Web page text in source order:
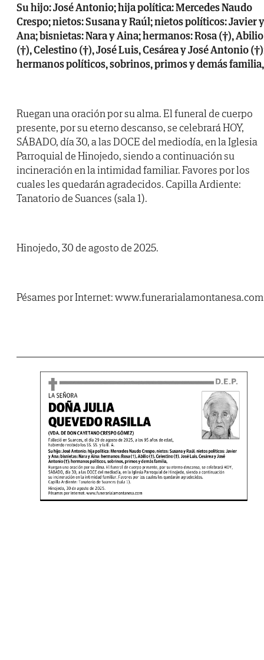
Su hijo: José Antonio; hija política: Mercedes Naudo
Crespo; nietos: Susana y Raúl; nietos políticos: Javier y
Ana; bisnietas: Nara y Aina; hermanos: Rosa (†), Abilio
(†), Celestino (†), José Luis, Cesárea y José Antonio
hermanos políticos, sobrinos, primos y demás familia,
Ruegan una oración por su alma. El funeral de cuerpo
presente, por su eterno descanso, se celebrará HOY,
SÁBADO, día 30, a las DOCE del mediodía, en la Iglesia
Parroquial de Hinojedo, siendo a continuación su
incineración en la intimidad familiar. Favores por los
cuales les quedarán agradecidos. Capilla Ardiente:
Tanatorio de Suances (sala 1).
Hinojedo, 30 de agosto de 2025.
Pésames por Internet: www.funerarialamontanesa.com